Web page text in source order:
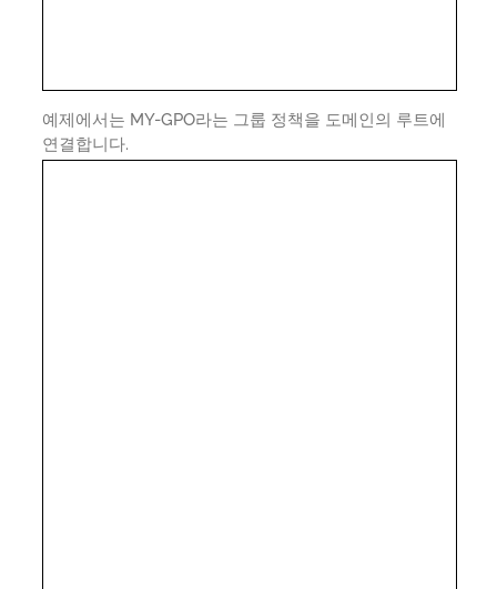
예제에서는 MY-GPO라는 그룹 정책을 도메인의 루트에
연결합니다.